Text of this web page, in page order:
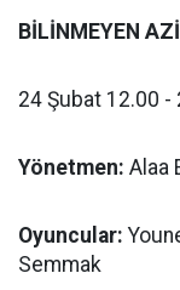
BİLİNMEYEN
24 Şubat 12.00 -
Yönetmen: Alaa
Oyuncular:
Semmak